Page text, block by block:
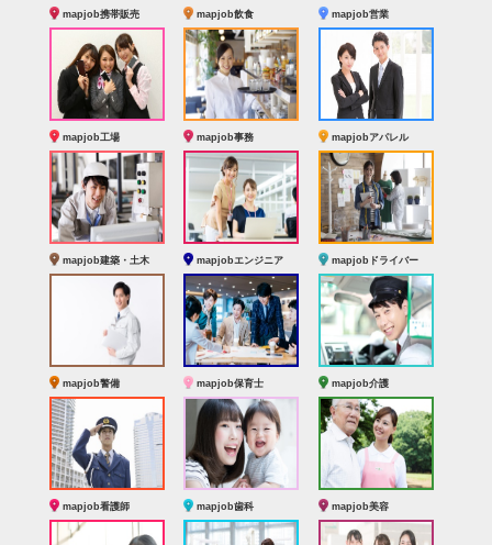
mapjob携帯販売 mapjob飲食 mapjob営業
mapjob工場 mapjob事務 mapjobアパレル
mapjob建築・土木 mapjobエンジニア mapjobドライバー
mapjob警備 mapjob保育士 mapjob介護
mapjob看護師 mapjob歯科 mapjob美容